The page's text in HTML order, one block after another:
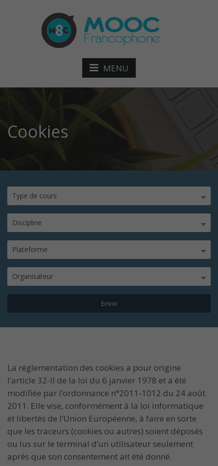
MENU
Cookies
Type de cours
Discipline
Plateforme
Organisateur
La réglementation des cookies a pour origine
l’article 32-II de la loi du 6 janvier 1978 et a été
modifiée par l’ordonnance n°2011-1012 du 24 août
2011. Elle vise, conformément à la loi informatique
et libertés de l’Union Européenne, à faire en sorte
que les traceurs (cookies ou autres) soient déposés
ou lus sur le terminal d’un utilisateur seulement
après que son consentement ait été donné.